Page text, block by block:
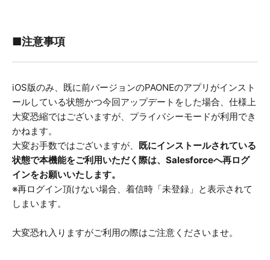
■注意事項
iOS版のみ、既に前バージョンのPAONEのアプリがインスト
ールしている状態かつ今回アップデートをした場合、仕様上
大変恐縮ではございますが、プライバシーモードが利用でき
かねます。
大変お手数ではございますが、
既にインストールされている
状態で本機能をご利用いただく際は、Salesforceへ再ログ
インをお願いいたします。
※再ログイン頂けない場合、着信時「未登録」と表示されて
しまいます。
大変恐れ入りますがご利用の際はご注意くださいませ。